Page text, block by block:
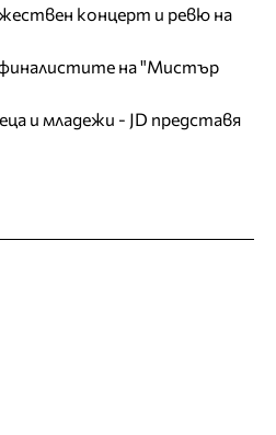
концерт и ревю на
финалистите на "Мистър
и младежи - JD представя